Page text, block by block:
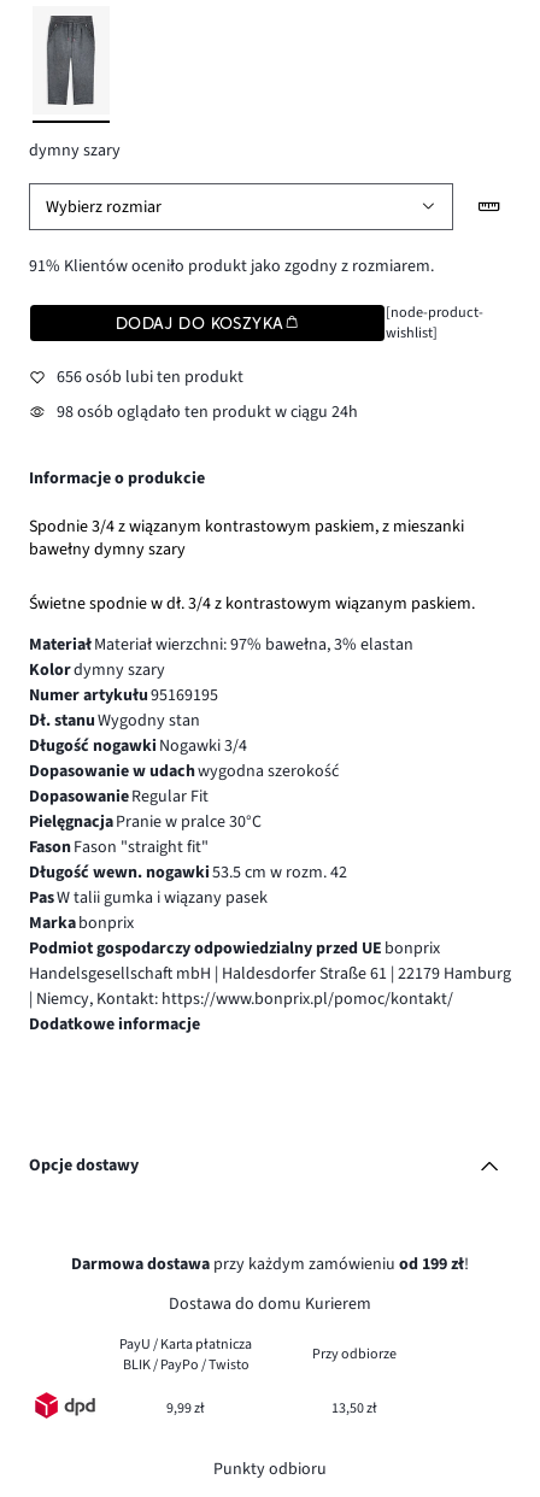
dymny szary
Wybierz rozmiar
91% Klientów oceniło produkt jako zgodny z rozmiarem.
DODAJ DO KOSZYKA
[node-product-
wishlist]
656 osób lubi ten produkt
98 osób oglądało ten produkt w ciągu 24h
Informacje o produkcie
Spodnie 3/4 z wiązanym kontrastowym paskiem, z mieszanki
bawełny dymny szary
Świetne spodnie w dł. 3/4 z kontrastowym wiązanym paskiem.
MateriałMateriał wierzchni: 97% bawełna, 3% elastan
Kolordymny szary
Numer artykułu95169195
Dł. stanuWygodny stan
Długość nogawki Nogawki 3/4
Dopasowanie w udachwygodna szerokość
DopasowanieRegular Fit
PielęgnacjaPranie w pralce 30°C
FasonFason "straight fit"
Długość wewn. nogawki53.5 cm w rozm. 42
PasW talii gumka i wiązany pasek
Markabonprix
Podmiot gospodarczy odpowiedzialny przed UE bonprix
Handelsgesellschaft mbH | Haldesdorfer Straße 61 | 22179 Hamburg
| Niemcy, Kontakt: https://www.bonprix.pl/pomoc/kontakt/
Dodatkowe informacje
Opcje dostawy
Darmowa dostawa przy każdym zamówieniu od 199 zł!
Dostawa do domu Kurierem
PayU / Karta płatnicza
BLIK / PayPo / Twisto
Przy odbiorze
9,99 zł 13,50 zł
Punkty odbioru